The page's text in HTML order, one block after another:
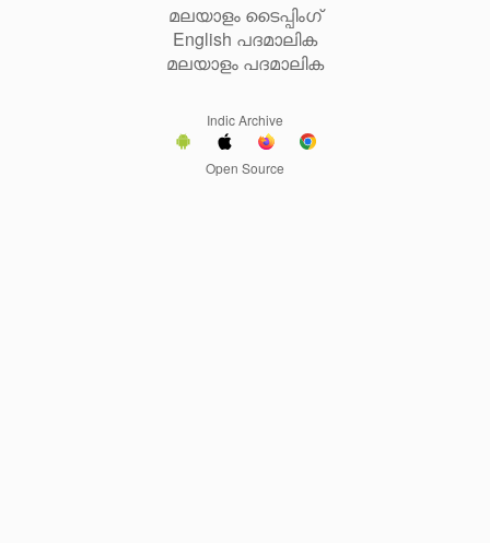
മലയാളം ടൈപ്പിംഗ്
English പദമാലിക
മലയാളം പദമാലിക
Indic Archive
Open Source